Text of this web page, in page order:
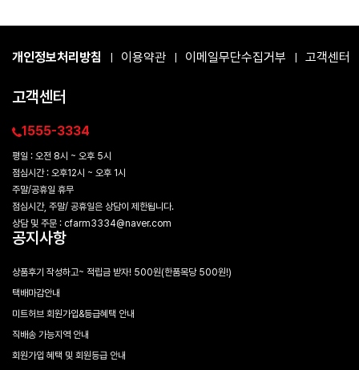
개인정보처리방침 이용약관 이메일무단수집거부 고객센터
고객센터
1555-3334
평일 : 오전 8시 ~ 오후 5시
점심시간 : 오후12시 ~ 오후 1시
주말/공휴일 휴무
점심시간, 주말/ 공휴일은 상담이 제한됩니다.
상담 및 주문 : cfarm3334@naver.com
공지사항
상품후기 작성하고~ 적립금 받자! 500원(한품목당 500원!)
택배마감안내
미트허브 회원가입&등급혜택 안내
직배송 가능지역 안내
회원가입 혜택 및 회원등급 안내